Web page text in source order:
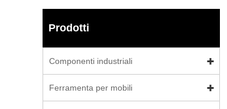
Prodotti
Componenti industriali
Ferramenta per mobili